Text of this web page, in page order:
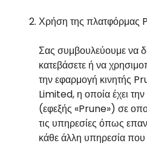
Χρήση της
Σας συμβουλεύουμε να
κατεβάσετε ή να
την εφαρμογή κινητής
Limited, η οποία έχει
(εφεξής «Prune») σε
τις υπηρεσίες όπως
κάθε άλλη υπηρεσία